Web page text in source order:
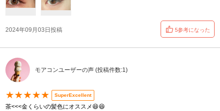
2024年09月03日投稿 5参考になった
モアコンユーザーの声 (投稿件数:1)
★★★★★ SuperExcellent
茶<<<金くらいの髪色にオススメ😆😆